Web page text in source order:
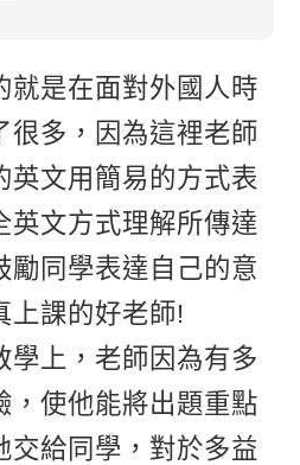
就是在面對外國人時
很多，因為這裡老師
英文用簡易的方式表
英文方式理解所傳達
勵同學表達自己的意
上課的好老師!
學上，老師因為有多
，使他能將出題重點
交給同學，對於多益